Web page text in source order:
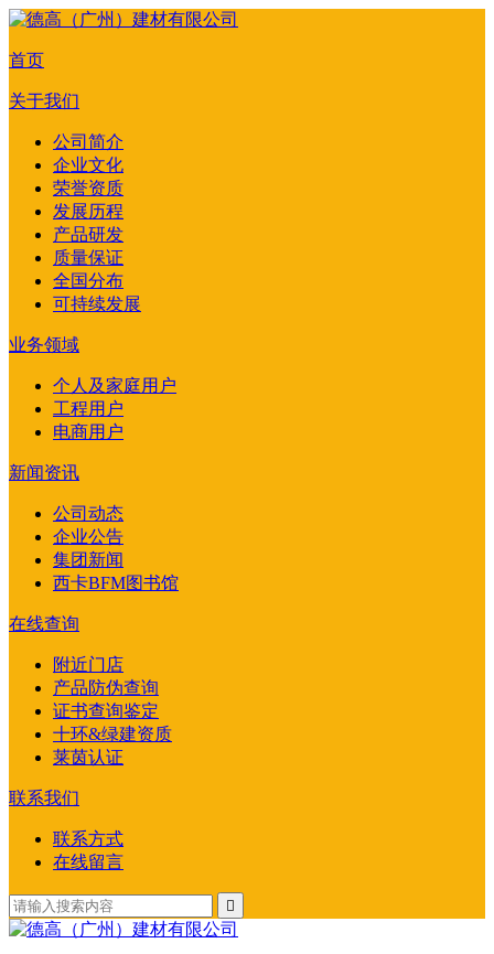
首页
关于我们
公司简介
企业文化
荣誉资质
发展历程
产品研发
质量保证
全国分布
可持续发展
业务领域
个人及家庭用户
工程用户
电商用户
新闻资讯
公司动态
企业公告
集团新闻
西卡BFM图书馆
在线查询
附近门店
产品防伪查询
证书查询鉴定
十环&绿建资质
莱茵认证
联系我们
联系方式
在线留言
